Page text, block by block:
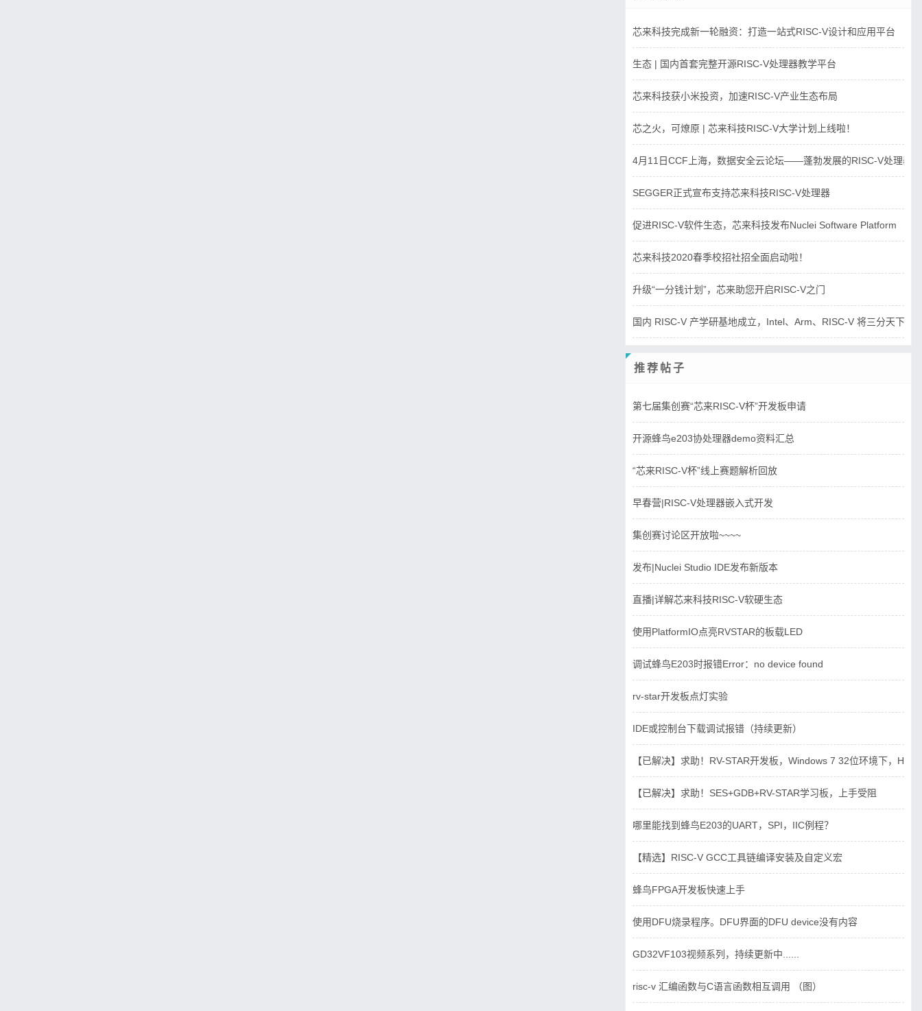
芯来科技完成新一轮融资：打造一站式RISC-V设计和应用平台
生态 | 国内首套完整开源RISC-V处理器教学平台
芯来科技获小米投资，加速RISC-V产业生态布局
芯之火，可燎原 | 芯来科技RISC-V大学计划上线啦！
4月11日CCF上海，数据安全云论坛——蓬勃发展的RISC-V处理器
SEGGER正式宣布支持芯来科技RISC-V处理器
促进RISC-V软件生态，芯来科技发布Nuclei Software Platform
芯来科技2020春季校招社招全面启动啦！
升级“一分钱计划”，芯来助您开启RISC-V之门
国内 RISC-V 产学研基地成立，Intel、Arm、RISC-V 将三分天下？
推荐帖子
第七届集创赛“芯来RISC-V杯”开发板申请
开源蜂鸟e203协处理器demo资料汇总
“芯来RISC-V杯”线上赛题解析回放
早春营|RISC-V处理器嵌入式开发
集创赛讨论区开放啦~~~~
发布|Nuclei Studio IDE发布新版本
直播|详解芯来科技RISC-V软硬生态
使用PlatformIO点亮RVSTAR的板载LED
调试蜂鸟E203时报错Error：no device found
rv-star开发板点灯实验
IDE或控制台下载调试报错（持续更新）
【已解决】求助！RV-STAR开发板，Windows 7 32位环境下，
【已解决】求助！SES+GDB+RV-STAR学习板，上手受阻
哪里能找到蜂鸟E203的UART，SPI，IIC例程？
【精选】RISC-V GCC工具链编译安装及自定义宏
蜂鸟FPGA开发板快速上手
使用DFU烧录程序。DFU界面的DFU device没有内容
GD32VF103视频系列，持续更新中......
risc-v 汇编函数与C语言函数相互调用 （图）